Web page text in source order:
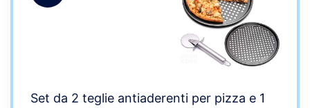
Set da 2 teglie antiaderenti per pizza e 1